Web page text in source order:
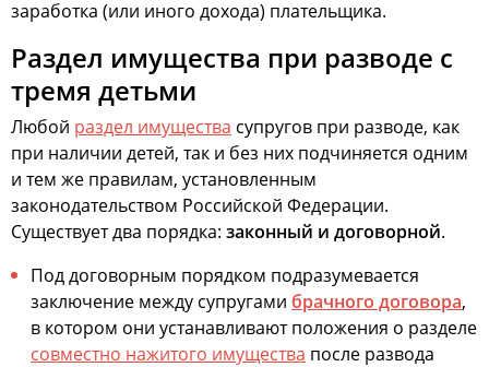
заработка (или иного дохода) плательщика.
Раздел имущества при разводе с
тремя детьми
Любой раздел имущества супругов при разводе, как
при наличии детей, так и без них подчиняется одним
и тем же правилам, установленным
законодательством Российской Федерации.
Существует два порядка: законный и договорной.
Под договорным порядком подразумевается
заключение между супругами брачного договора,
в котором они устанавливают положения о разделе
совместно нажитого имущества после развода